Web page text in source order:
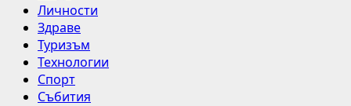
Личности
Здраве
Туризъм
Технологии
Спорт
Събития